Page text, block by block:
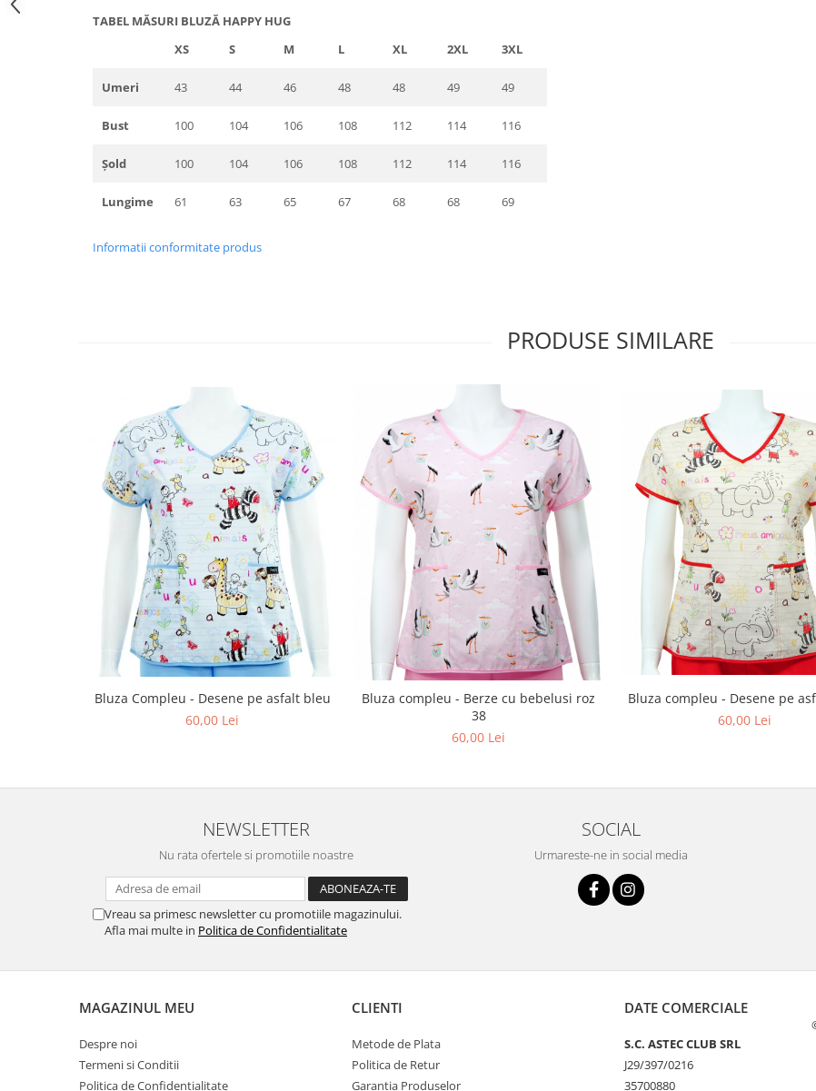
TABEL MĂSURI BLUZĂ HAPPY HUG
XS
S M L XL 2XL 3XL
Umeri 43 44 46 48 48 49 49
Bust 100 104 106 108 112 114 116
Șold 100 104 106 108 112 114 116
Lungime 61 63 65 67 68 68 69
Informatii conformitate produs
PRODUSE SIMILARE
Bluza Compleu - Desene pe asfalt bleu
60,00 Lei
Bluza compleu - Berze cu bebelusi roz
38
60,00 Lei
Bluza compleu - Desene pe
60,00 Lei
NEWSLETTER
Nu rata ofertele si promotiile noastre
Vreau sa primesc newsletter cu promotiile magazinului.
Afla mai multe in Politica de Confidentialitate
SOCIAL
Urmareste-ne in social media
MAGAZINUL MEU
Despre noi
Termeni si Conditii
Politica de Confidentialitate
CLIENTI
Metode de Plata
Politica de Retur
Garantia Produselor
DATE COMERCIALE
S.C. ASTEC CLUB SRL
J29/397/0216
35700880